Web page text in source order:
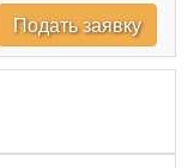
Подать заявку